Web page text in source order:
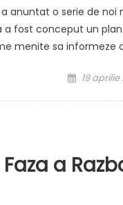
a anuntat o serie de
a fost conceput un
menite sa informeze
Posted
19 aprilie
a